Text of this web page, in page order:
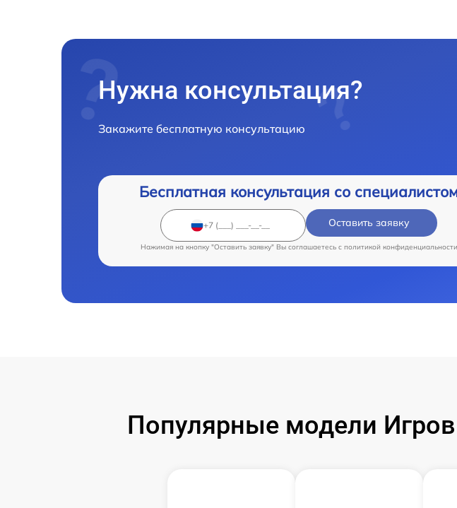
Нужна консультация?
Закажите бесплатную консультацию
Бесплатная консультация со
Оставить заявку
Нажимая на кнопку "Оставить заявку" Вы соглашаетесь c политикой конфиденциальности
Популярные модели